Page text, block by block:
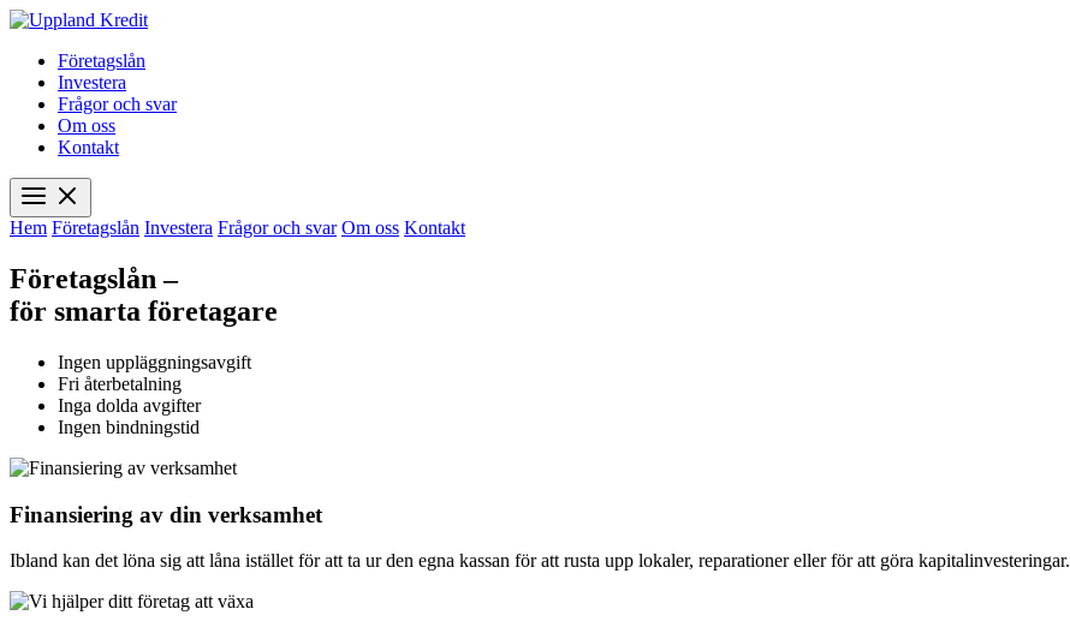
Företagslån
Investera
Frågor och svar
Om oss
Kontakt
Hem Företagslån Investera Frågor och svar Om oss Kontakt
Företagslån –
för smarta företagare
Ingen uppläggningsavgift
Fri återbetalning
Inga dolda avgifter
Ingen bindningstid
Finansiering av din verksamhet
Ibland kan det löna sig att låna istället för att ta ur den egna kassan för att rusta upp lokaler, reparationer eller för att göra kapitalinvesteringar.